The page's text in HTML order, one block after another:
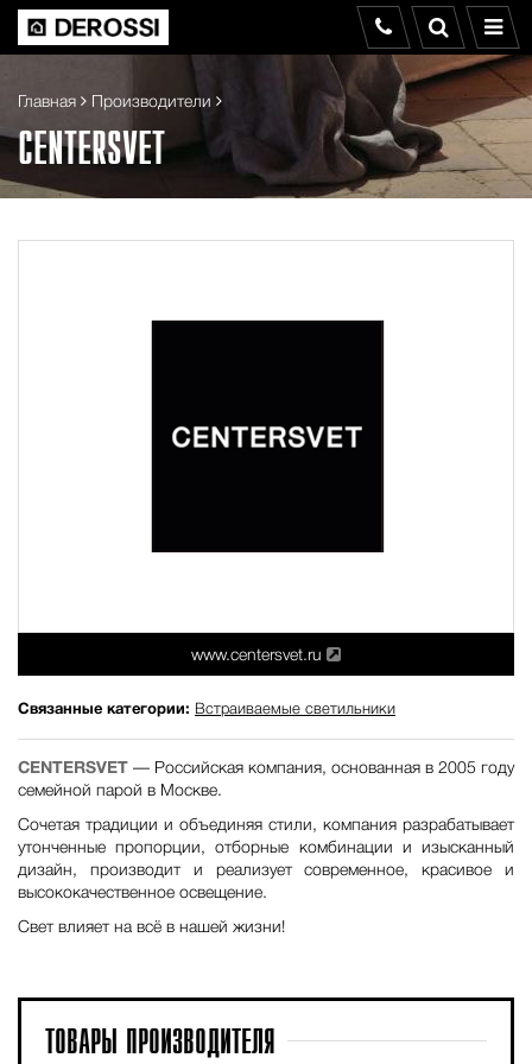
Главная Производители
CENTERSVET
www.centersvet.ru
Связанные категории: Встраиваемые светильники
CENTERSVET — Российская компания, основанная в 2005 году
семейной парой в Москве.
Сочетая традиции и объединяя стили, компания разрабатывает
утонченные пропорции, отборные комбинации и изысканный
дизайн, производит и реализует современное, красивое и
высококачественное освещение.
Свет влияет на всё в нашей жизни!
ТОВАРЫ ПРОИЗВОДИТЕЛЯ